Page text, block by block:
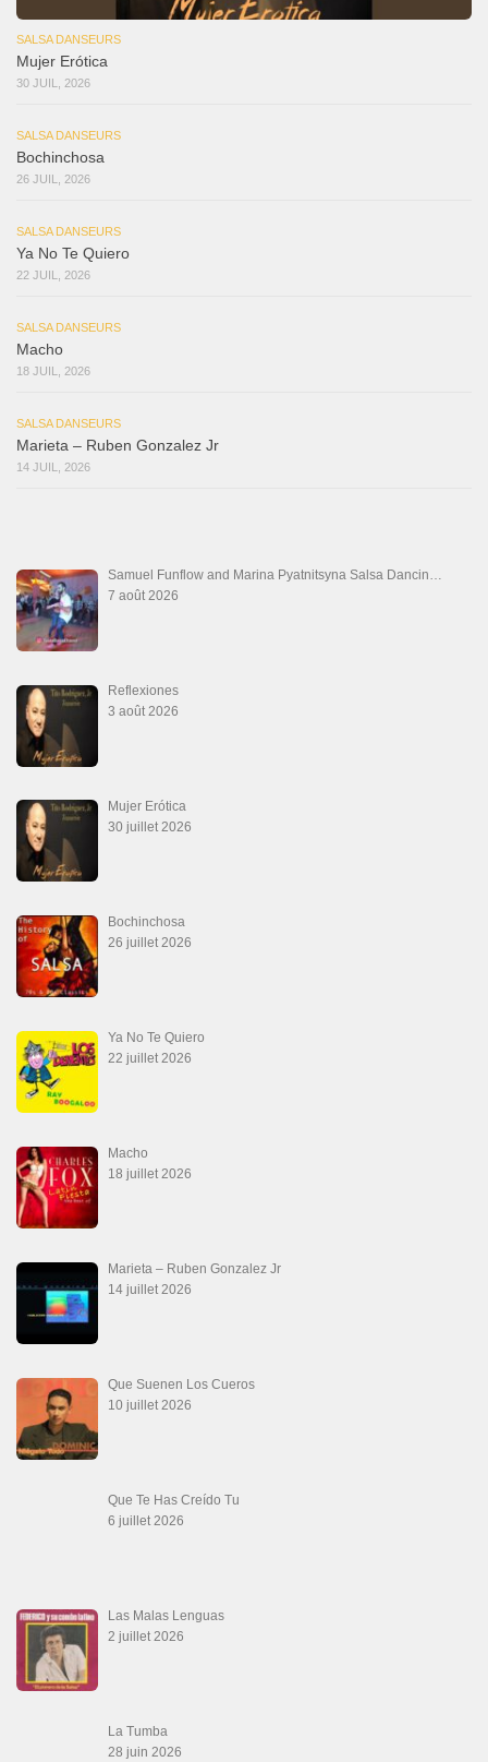
SALSA DANSEURS
Mujer Erótica
30 JUIL, 2026
SALSA DANSEURS
Bochinchosa
26 JUIL, 2026
SALSA DANSEURS
Ya No Te Quiero
22 JUIL, 2026
SALSA DANSEURS
Macho
18 JUIL, 2026
SALSA DANSEURS
Marieta – Ruben Gonzalez Jr
14 JUIL, 2026
Samuel Funflow and Marina Pyatnitsyna Salsa Dancin…
7 août 2026
Reflexiones
3 août 2026
Mujer Erótica
30 juillet 2026
Bochinchosa
26 juillet 2026
Ya No Te Quiero
22 juillet 2026
Macho
18 juillet 2026
Marieta – Ruben Gonzalez Jr
14 juillet 2026
Que Suenen Los Cueros
10 juillet 2026
Que Te Has Creído Tu
6 juillet 2026
Las Malas Lenguas
2 juillet 2026
La Tumba
28 juin 2026